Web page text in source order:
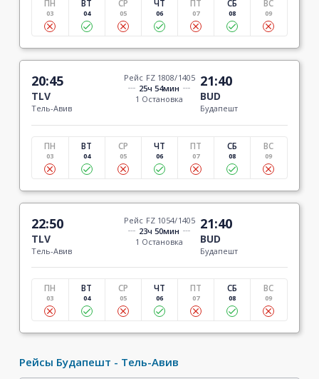
ПН
03
ВТ
04
СР
05
ЧТ
06
ПТ
07
СБ
08
ВС
09
20:45
TLV
Тель-Авив
Рейс FZ 1808/1405
25ч 54мин
1 Остановка
21:40
BUD
Будапешт
ПН
03
ВТ
04
СР
05
ЧТ
06
ПТ
07
СБ
08
ВС
09
22:50
TLV
Тель-Авив
Рейс FZ 1054/1405
23ч 50мин
1 Остановка
21:40
BUD
Будапешт
ПН
03
ВТ
04
СР
05
ЧТ
06
ПТ
07
СБ
08
ВС
09
Рейсы Будапешт - Тель-Авив